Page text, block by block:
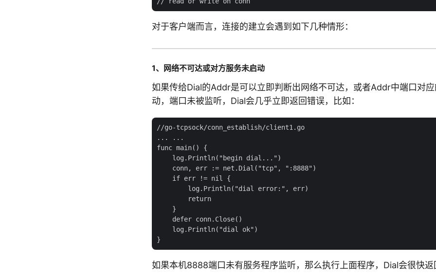
对于客户端而言，连接的建立会遇到如下几种情形：
1、网络不可达或对方服务未启动
如果传给Dial的Addr是可以立即判断出网络不可达，或者Addr中端口对
动，端口未被监听，Dial会几乎立即返回错误，比如：
//go-tcpsock/conn_establish/client1.go
... ...
func main() {
    log.Println("begin dial...")
    conn, err := net.Dial("tcp", ":8888")
    if err != nil {
        log.Println("dial error:", err)
        return
    }
    defer conn.Close()
    log.Println("dial ok")
如果本机8888端口未有服务程序监听，那么执行上面程序，Dial会很快返